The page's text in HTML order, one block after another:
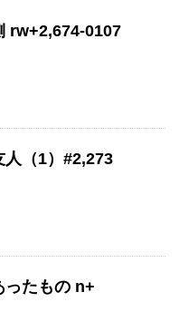
rw+2,674-0107
人（1）#2,273
ったもの n+